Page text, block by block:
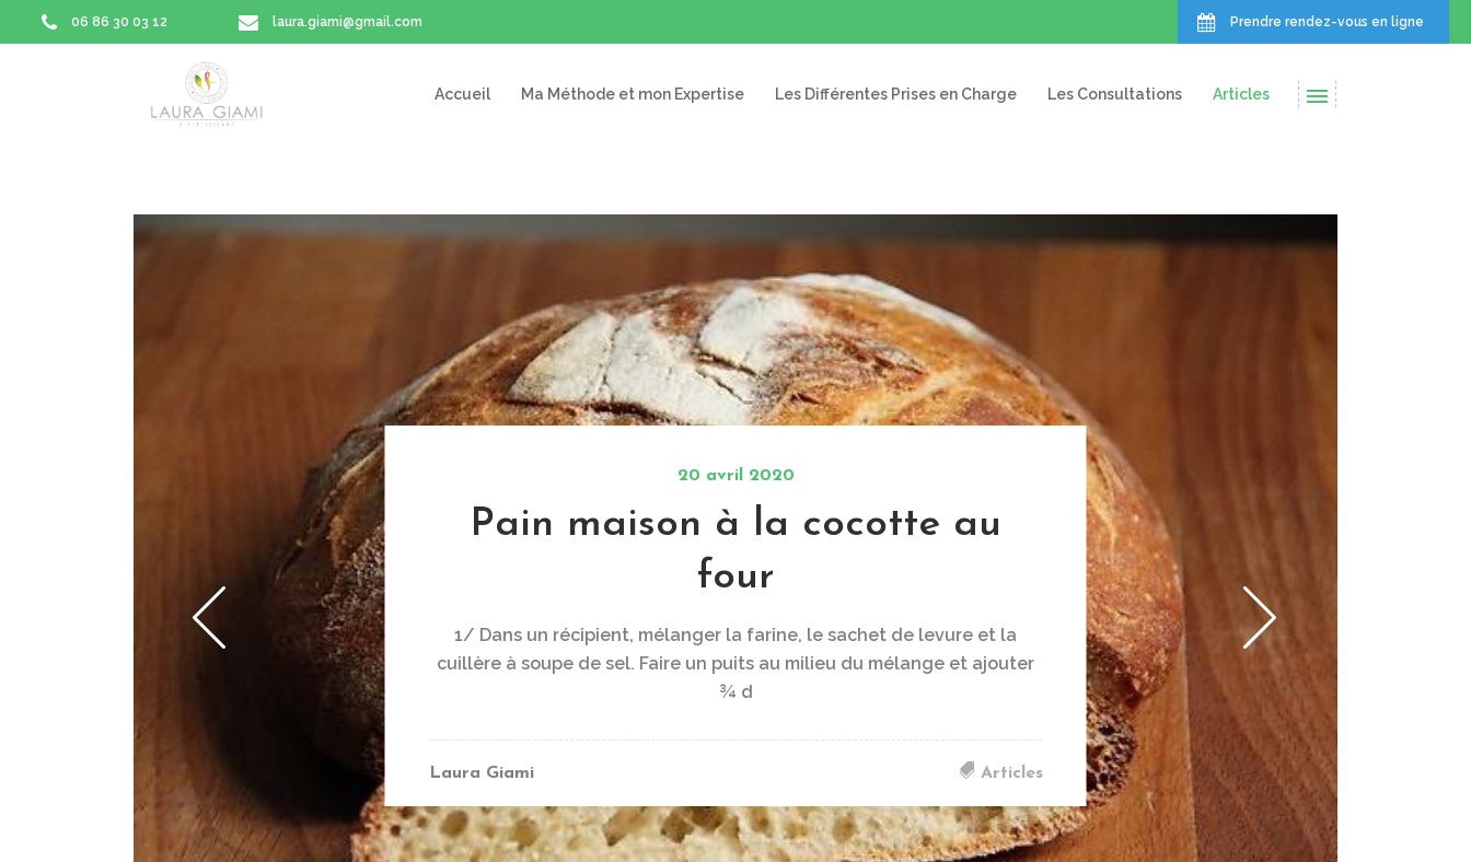
06 86 30 03 12 laura.giami@gmail.com Prendre rendez-vous en ligne
Accueil Ma Méthode et mon Expertise Les Différentes Prises en Charge Les Consultations Articles
20 avril 2020
Pain maison à la cocotte au
four
1/ Dans un récipient, mélanger la farine, le sachet de levure et la
cuillère à soupe de sel. Faire un puits au milieu du mélange et ajouter
¾ d
Laura Giami Articles